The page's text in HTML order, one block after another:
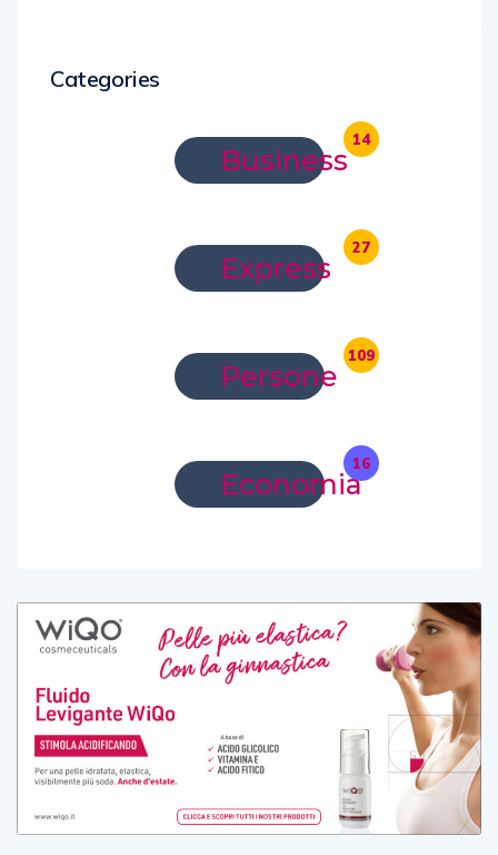
Categories
Business
14
Express
27
Persone
109
Economia
16